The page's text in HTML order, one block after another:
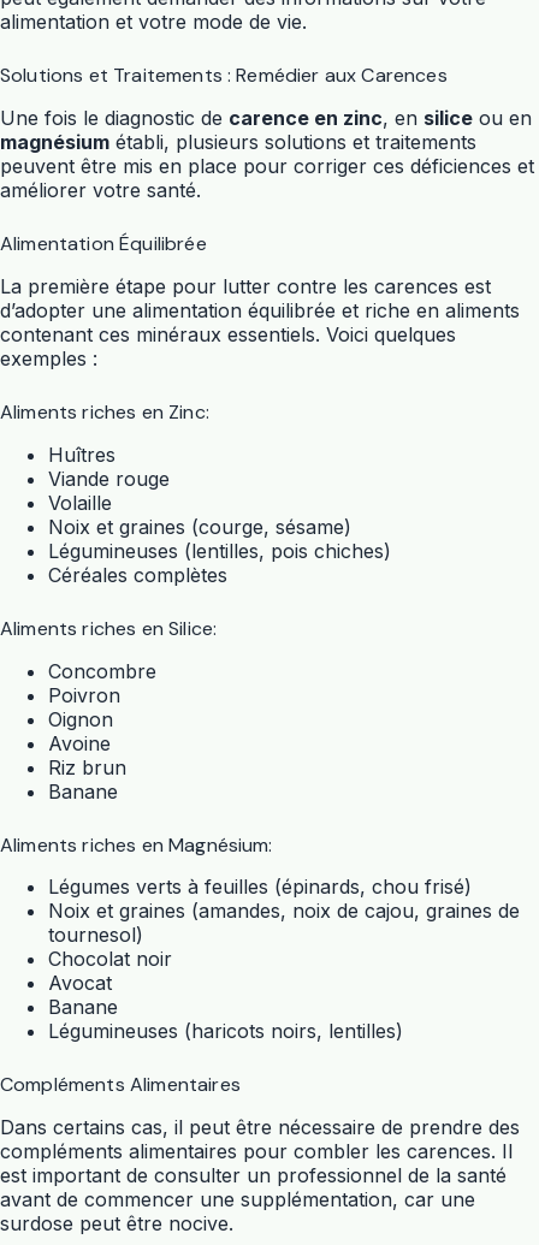
alimentation et votre mode de vie.
Solutions et Traitements : Remédier aux Carences
Une fois le diagnostic de carence en zinc, en silice ou en
magnésium établi, plusieurs solutions et traitements
peuvent être mis en place pour corriger ces déficiences et
améliorer votre santé.
Alimentation Équilibrée
La première étape pour lutter contre les carences est
d’adopter une alimentation équilibrée et riche en aliments
contenant ces minéraux essentiels. Voici quelques
exemples :
Aliments riches en Zinc:
Huîtres
Viande rouge
Volaille
Noix et graines (courge, sésame)
Légumineuses (lentilles, pois chiches)
Céréales complètes
Aliments riches en Silice:
Concombre
Poivron
Oignon
Avoine
Riz brun
Banane
Aliments riches en Magnésium:
Légumes verts à feuilles (épinards, chou frisé)
Noix et graines (amandes, noix de cajou, graines de
tournesol)
Chocolat noir
Avocat
Banane
Légumineuses (haricots noirs, lentilles)
Compléments Alimentaires
Dans certains cas, il peut être nécessaire de prendre des
compléments alimentaires pour combler les carences. Il
est important de consulter un professionnel de la santé
avant de commencer une supplémentation, car une
surdose peut être nocive.